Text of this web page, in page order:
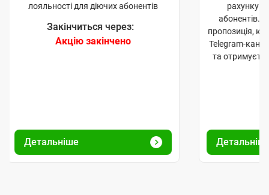
лояльності для діючих абонентів
Закінчиться через:
Акцію закінчено
Детальніше
рахунку
абонентів.
пропозиція,
Telegram-
та